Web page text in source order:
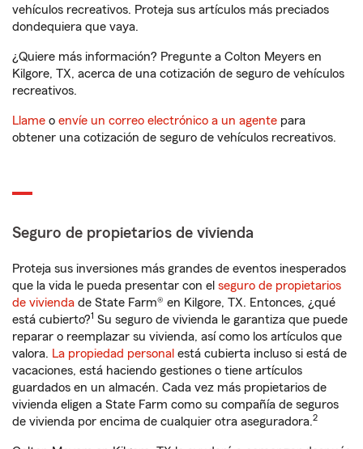
vehículos recreativos. Proteja sus artículos más preciados
dondequiera que vaya.
¿Quiere más información? Pregunte a Colton Meyers en
Kilgore, TX, acerca de una cotización de seguro de vehículos
recreativos.
Llame o envíe un correo electrónico a un agente para
obtener una cotización de seguro de vehículos recreativos.
Seguro de propietarios de vivienda
Proteja sus inversiones más grandes de eventos inesperados
que la vida le pueda presentar con el seguro de propietarios
de vivienda de State Farm® en Kilgore, TX. Entonces, ¿qué
está cubierto?1 Su seguro de vivienda le garantiza que puede
reparar o reemplazar su vivienda, así como los artículos que
valora. La propiedad personal está cubierta incluso si está de
vacaciones, está haciendo gestiones o tiene artículos
guardados en un almacén. Cada vez más propietarios de
vivienda eligen a State Farm como su compañía de seguros
de vivienda por encima de cualquier otra aseguradora.2